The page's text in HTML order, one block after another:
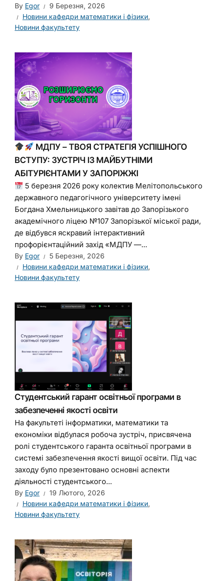
By Egor
9 Березня, 2026
Новини кафедри математики і фізики,
Новини факультету
МДПУ – ТВОЯ СТРАТЕГІЯ УСПІШНОГО
ВСТУПУ: ЗУСТРІЧ ІЗ МАЙБУТНІМИ
АБІТУРІЄНТАМИ У ЗАПОРІЖЖІ
5 березня 2026 року колектив Мелітопольського
державного педагогічного університету імені
Богдана Хмельницького завітав до Запорізького
академічного ліцею №107 Запорізької міської ради,
де відбувся яскравий інтерактивний
профорієнтаційний захід «МДПУ —...
By Egor
5 Березня, 2026
Новини кафедри математики і фізики,
Новини факультету
Студентський гарант освітньої програми в
забезпеченні якості освіти
На факультеті інформатики, математики та
економіки відбулася робоча зустріч, присвячена
ролі студентського гаранта освітньої програми в
системі забезпечення якості вищої освіти. Під час
заходу було презентовано основні аспекти
діяльності студентського...
By Egor
19 Лютого, 2026
Новини кафедри математики і фізики,
Новини факультету